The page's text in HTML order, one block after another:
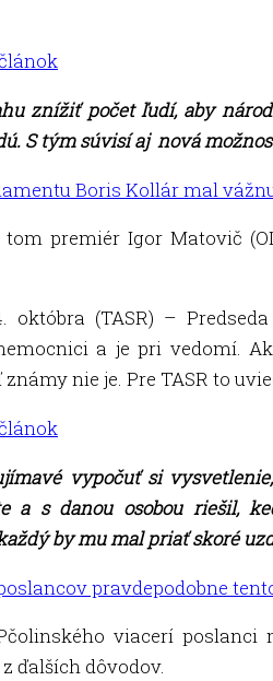
znížiť počet ľudí, aby
S tým súvisí aj nová
Boris Kollár mal
premiér Igor Matovič
októbra (TASR) –
a je pri vedomí.
nie je. Pre TASR to
vypočuť si
a s danou osobou riešil,
by mu mal priať skoré
pravdepodobne
viacerí
ďalších dôvodov.